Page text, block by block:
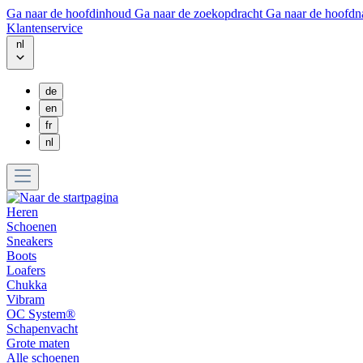
Ga naar de hoofdinhoud Ga naar de zoekopdracht Ga naar de
Klantenservice
nl
de
en
fr
nl
Heren
Schoenen
Sneakers
Boots
Loafers
Chukka
Vibram
OC System®
Schapenvacht
Grote maten
Alle schoenen